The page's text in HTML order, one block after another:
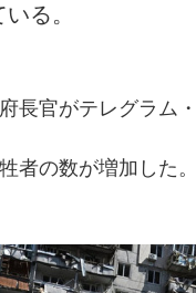
る。
長官がテレグラム
者の数が増加した